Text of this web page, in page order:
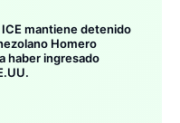
mantiene detenido
Homero
haber ingresado